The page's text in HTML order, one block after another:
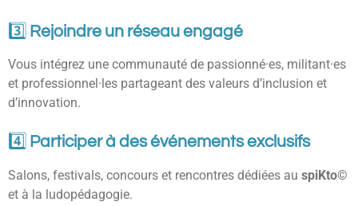
3️⃣ Rejoindre un réseau engagé
Vous intégrez une communauté de passionné·es, militant·es
et professionnel·les partageant des valeurs d’inclusion et
d’innovation.
4️⃣ Participer à des événements exclusifs
Salons, festivals, concours et rencontres dédiées au spiKto©
et à la ludopédagogie.